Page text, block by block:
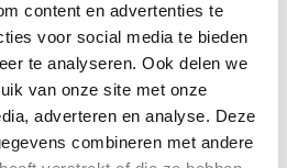
content en advertenties te
voor social media te bieden
te analyseren. Ook delen we
van onze site met onze
adverteren en analyse. Deze
combineren met andere